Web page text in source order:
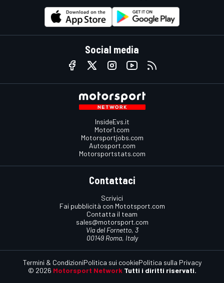
Social media
InsideEvs.it
Motor1.com
Motorsportjobs.com
Autosport.com
Motorsportstats.com
Contattaci
Scrivici
Fai pubblicità con Mototsport.com
Contatta il team
sales@motorsport.com
Via del Fornetto, 3
00149 Roma, Italy
© 2026 Motorsport Network Tutti i diritti riservati.
Termini & CondizioniPolitica sui cookiePolitica sulla Privacy